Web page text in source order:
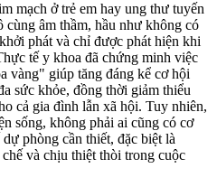
mạch ở trẻ em hay ung thư tuyến
âm thầm, hầu như không có
phát và chỉ được phát hiện khi
tế y khoa đã chứng minh việc
vàng" giúp tăng đáng kể cơ hội
sức khỏe, đồng thời giảm thiểu
cả gia đình lẫn xã hội. Tuy nhiên,
sống, không phải ai cũng có cơ
phòng cần thiết, đặc biệt là
và chịu thiệt thòi trong cuộc